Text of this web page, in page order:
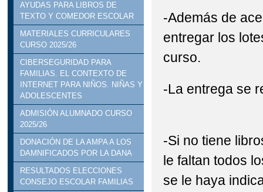
AYUDAS PARA LIBROS DE
TEXTO Y COMEDOR ESCOLAR
MATERIALES CURRICULARES
CURSO 2025/26
CIBERSEGURIDAD PARA
FAMILIAS. EL CONTEXTO DE
INTERNET PARA NIÑOS. NIÑAS Y
ADOLESCENTES
ADMISIÓN ALUMNADO CURSO
2025/26
DONACIÓN DE LA AMPA A LOS
DAMNIFICADOS POR LA DANA
RESULTADOS ELECCIONES
CONSEJO ESCOLAR FAMILIAS
-Además de
entregar los
curso.
-La entrega se
-Si no tiene
le faltan todos
se le haya